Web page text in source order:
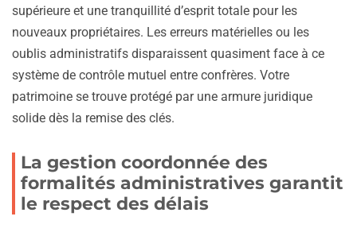
supérieure et une tranquillité d’esprit totale pour les
nouveaux propriétaires. Les erreurs matérielles ou les
oublis administratifs disparaissent quasiment face à ce
système de contrôle mutuel entre confrères. Votre
patrimoine se trouve protégé par une armure juridique
solide dès la remise des clés.
La gestion coordonnée des
formalités administratives garantit
le respect des délais